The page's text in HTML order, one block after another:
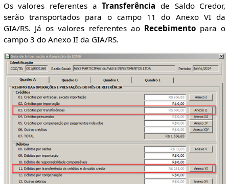
Os valores referentes aTransferência de Saldo Credor,
serão transportados para o campo 11 do Anexo VI da
GIA/RS. Já os valores referentes ao Recebimentopara o
campo 3 do Anexo II da GIA/RS.